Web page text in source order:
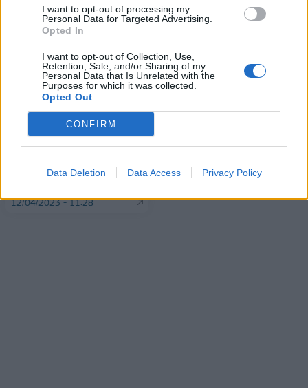
I want to opt-out of processing my
Personal Data for Targeted Advertising.
Opted In
I want to opt-out of Collection, Use,
Retention, Sale, and/or Sharing of my
Personal Data that Is Unrelated with the
Purposes for which it was collected.
Opted Out
CONFIRM
Data Deletion Data Access Privacy Policy
ΤΑΙΠΕΔ: Πλειοδότης για την
Ανδρίτσαινα Ηλείας, η
12/04/2023 - 11:28
Από σήμερα (12/4)
αποζημιώσεις για τη ζωική
12/04/2023 - 12:20